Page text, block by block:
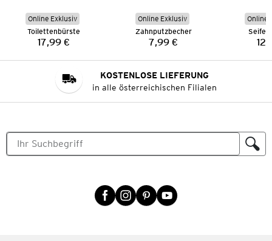
Online Exklusiv
Toilettenbürste
Preis:
17,99 €
Online Exklusiv
Zahnputzbecher
Preis:
7,99 €
Online
KOSTENLOSE LIEFERUNG
in alle österreichischen Filialen